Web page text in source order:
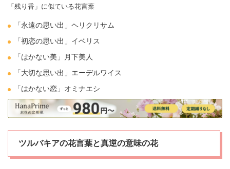
「残り香」に似ている花言葉
「永遠の思い出」ヘリクリサム
「初恋の思い出」 イベリス
「はかない美」月下美人
「大切な思い出」 エーデルワイス
「はかない恋」 オミナエシ
ツルバキアの花言葉と真逆の意味の花